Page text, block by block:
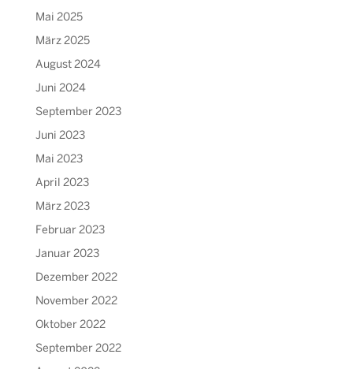
Mai 2025
März 2025
August 2024
Juni 2024
September 2023
Juni 2023
Mai 2023
April 2023
März 2023
Februar 2023
Januar 2023
Dezember 2022
November 2022
Oktober 2022
September 2022